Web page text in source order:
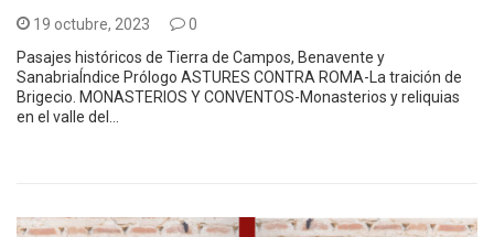
19 octubre, 2023
0
Pasajes históricos de Tierra de Campos, Benavente y
SanabriaÍndice Prólogo ASTURES CONTRA ROMA-La traición de
Brigecio. MONASTERIOS Y CONVENTOS-Monasterios y reliquias
en el valle del…